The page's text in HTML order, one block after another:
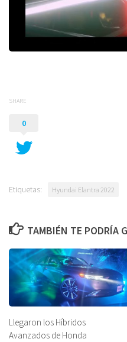
SHARE
0
Etiquetas: Hyundai Elantra 2022
TAMBIÉN TE PODRÍA
Llegaron los Híbridos
Avanzados de Honda